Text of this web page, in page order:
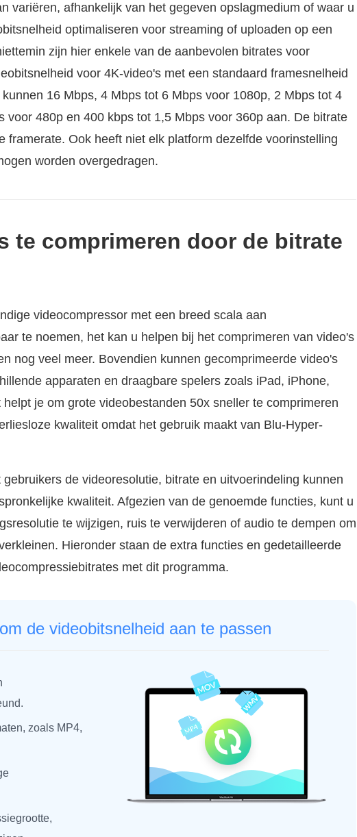
variëren, afhankelijk van het gegeven opslagmedium of waar u
optimaliseren voor streaming of uploaden op een
zijn hier enkele van de aanbevolen bitrates voor
voor 4K-video's met een standaard framesnelheid
16 Mbps, 4 Mbps tot 6 Mbps voor 1080p, 2 Mbps tot 4
voor 480p en 400 kbps tot 1,5 Mbps voor 360p aan. De bitrate
framerate. Ook heeft niet elk platform dezelfde voorinstelling
worden overgedragen.
te comprimeren door de bitrate
videocompressor met een breed scala aan
te noemen, het kan u helpen bij het comprimeren van video's
nog veel meer. Bovendien kunnen gecomprimeerde video's
apparaten en draagbare spelers zoals iPad, iPhone,
je om grote videobestanden 50x sneller te comprimeren
kwaliteit omdat het gebruik maakt van Blu-Hyper-
de videoresolutie, bitrate en uitvoerindeling kunnen
kwaliteit. Afgezien van de genoemde functies, kunt u
te wijzigen, ruis te verwijderen of audio te dempen om
Hieronder staan de extra functies en gedetailleerde
met dit programma.
de videobitsnelheid aan te passen
zoals MP4,